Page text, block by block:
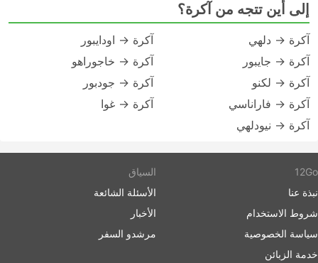
إلى أين تتجه من آكرة؟
آكرة → دلهي
آكرة → جايبور
آكرة → لكنو
آكرة → فاراناسي
آكرة → نيودلهي
آكرة → اودايبور
آكرة → خاجوراهو
آكرة → جودبور
آكرة → غوا
12Go
نبذة عنا
شروط الاستخدام
سياسة الخصوصية
خدمة الزبائن
السياق
الأسئلة الشائعة
الأخبار
مرشدو السفر